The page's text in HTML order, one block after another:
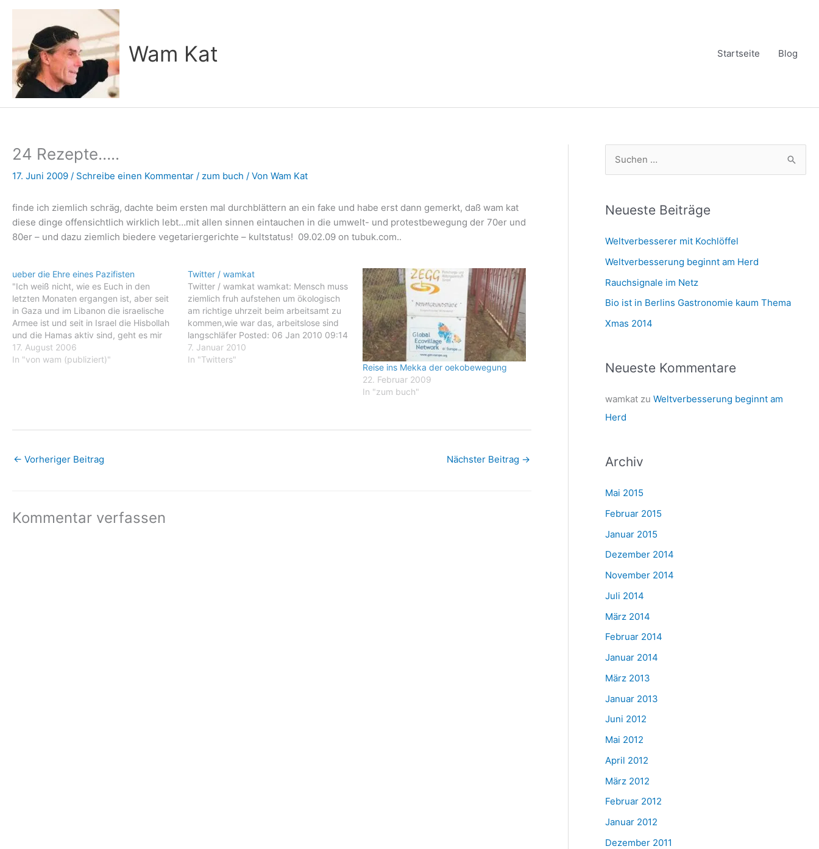
Zum
springen
Wam Kat Startseite Blog
24 Rezepte…..
17. Juni 2009 / Schreibe einen Kommentar / zum buch / Von Wam Kat
finde ich ziemlich schräg, dachte beim ersten mal durchblättern an ein fake und habe erst dann gemerkt, daß wam kat
diese dinge offensichtlich wirklich lebt…mit allen sinnen eintauchen in die umwelt- und protestbewegung der 70er und
80er – und dazu ziemlich biedere vegetariergerichte – kultstatus! 09.02.09 on tubuk.com..
ueber die Ehre eines Pazifisten
"Ich weiß nicht, wie es Euch in den
letzten Monaten ergangen ist, aber seit
in Gaza und im Libanon die israelische
Armee ist und seit in Israel die Hisbollah
und die Hamas aktiv sind, geht es mir
nicht nur weil ich Jude bin, schlecht.
Und deshalb möchte ich meinen
17. August 2006
In "von wam (publiziert)"
Twitter / wamkat
Twitter / wamkat wamkat: Mensch muss
ziemlich fruh aufstehen um ökologisch
am richtige uhrzeit beim arbeitsamt zu
kommen,wie war das, arbeitslose sind
langschläfer Posted: 06 Jan 2010 09:14
PM PST wamkat: Mensch muss ziemlich
fruh aufstehen um ökologisch am
7. Januar 2010
In "Twitters"
Reise ins Mekka der oekobewegung
22. Februar 2009
In "zum buch"
← Vorheriger Beitrag Nächster Beitrag →
Kommentar verfassen
h
n
n
a
c
h
Neueste Beiträge
Weltverbesserer mit Kochlöffel
Weltverbesserung beginnt am Herd
Rauchsignale im Netz
Bio ist in Berlins Gastronomie kaum Thema
Xmas 2014
Neueste Kommentare
wamkatzu Weltverbesserung beginnt am
Herd
Archiv
Mai 2015
Februar 2015
Januar 2015
Dezember 2014
November 2014
Juli 2014
März 2014
Februar 2014
Januar 2014
März 2013
Januar 2013
Juni 2012
Mai 2012
April 2012
März 2012
Februar 2012
Januar 2012
Dezember 2011